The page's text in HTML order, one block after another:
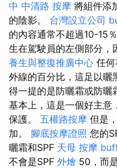
中 中清路 按摩 將組件添
的陰影。 台灣設立公司
的內容通常不超過10-15
生在駕駛員的左側部分，
養生與整復推廣中心 任
外線的百分比，這足以曬
得一提的是防曬霜或防曬
基本上，這是一個好主意
保護。 五權路按摩 但是
加。 腳底按摩證照 您的
曬霜和SPF 天母 按摩
不會是SPF 外燴 50，而